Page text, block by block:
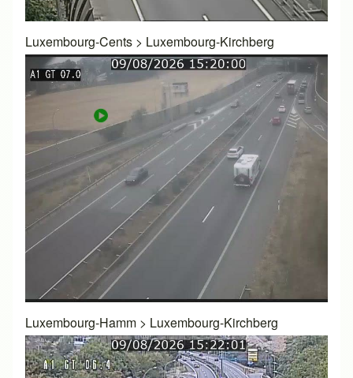
Luxembourg-Cents > Luxembourg-Kirchberg
Luxembourg-Hamm > Luxembourg-Kirchberg